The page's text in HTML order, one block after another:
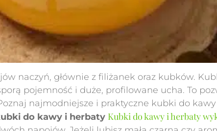
naczyń, głównie z filiżanek oraz kubków.
pojemność i duże, profilowane ucha. To
najmodniejsze i praktyczne kubki do
do kawy i herbaty Kubki do kawy i herbaty